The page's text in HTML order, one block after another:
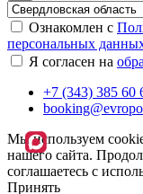
Ознакомлен с
персональных
Я согласен на
+7 (343) 385 60
Мы используем
нашего сайта.
соглашаетесь с
Принять